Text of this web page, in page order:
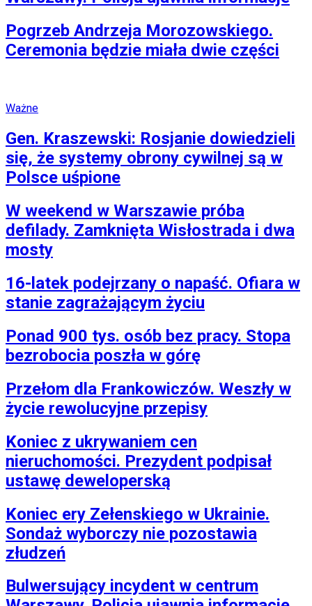
Pogrzeb Andrzeja Morozowskiego.
Ceremonia będzie miała dwie części
Ważne
Gen. Kraszewski: Rosjanie dowiedzieli
się, że systemy obrony cywilnej są w
Polsce uśpione
W weekend w Warszawie próba
defilady. Zamknięta Wisłostrada i dwa
mosty
16-latek podejrzany o napaść. Ofiara w
stanie zagrażającym życiu
Ponad 900 tys. osób bez pracy. Stopa
bezrobocia poszła w górę
Przełom dla Frankowiczów. Weszły w
życie rewolucyjne przepisy
Koniec z ukrywaniem cen
nieruchomości. Prezydent podpisał
ustawę deweloperską
Koniec ery Zełenskiego w Ukrainie.
Sondaż wyborczy nie pozostawia
złudzeń
Bulwersujący incydent w centrum